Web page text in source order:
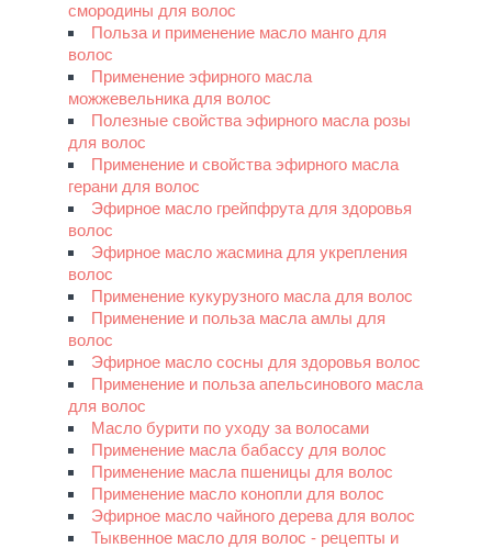
смородины для волос
Польза и применение масло манго для
волос
Применение эфирного масла
можжевельника для волос
Полезные свойства эфирного масла розы
для волос
Применение и свойства эфирного масла
герани для волос
Эфирное масло грейпфрута для здоровья
волос
Эфирное масло жасмина для укрепления
волос
Применение кукурузного масла для волос
Применение и польза масла амлы для
волос
Эфирное масло сосны для здоровья волос
Применение и польза апельсинового масла
для волос
Масло бурити по уходу за волосами
Применение масла бабассу для волос
Применение масла пшеницы для волос
Применение масло конопли для волос
Эфирное масло чайного дерева для волос
Тыквенное масло для волос - рецепты и